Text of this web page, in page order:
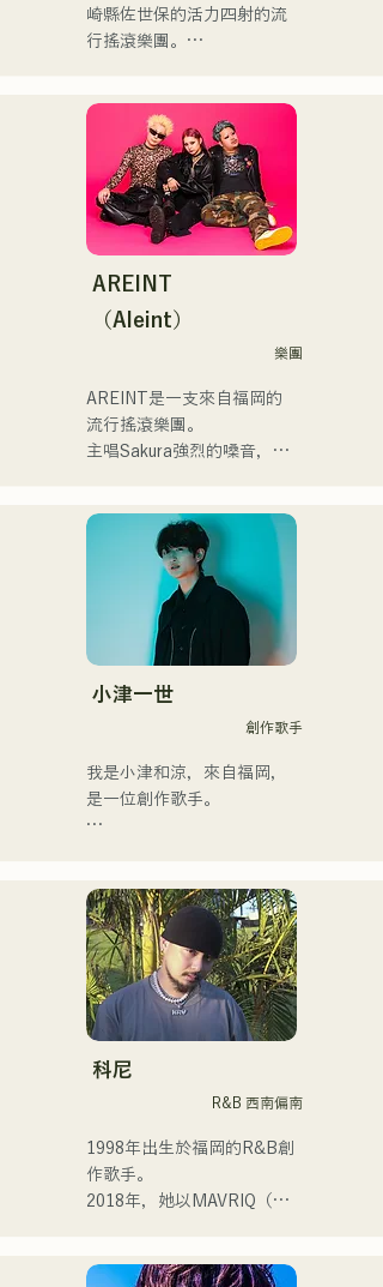
ナウンス、ラグビー女子日
本代表世界大会スタジアム
滑走屋場内アナウンス、ク
リスマスアドベント、イス
ラデサルサ、福岡ウィニン
グスピリッツのスタジアム
DJ、金鷲旗、山笠関連イベ
ント、地域イベント、
summit)、福岡市武道館オー
プニング記念イベント,結婚
す。
アーティストの日本人父と
アメリカ人母から生まれた
まの感情や言葉をそのまま
音楽にしている。
2024年10月より音楽活動を
福岡を中心にブッキングラ
イブや路上ライブなど精力
的に活動を行っている。
2025年11月22日にはファー
催。
崎縣佐世保的活力四射的流
行搖滾樂團。
EP《夢戰夜》，並開啟了全
國巡迴演出。
來聽聽他們根據小說改編的
充滿樂趣又略帶憂鬱的歌曲
吧！
AREINT
（Aleint）
樂團
AREINT是一支來自福岡的
流行搖滾樂團。
主唱Sakura強烈的嗓音，與
合，共同創造出一種既引人
入勝又熟悉的搖滾樂，這就
是AREINT的獨特之處。
他們的歌曲《Remember
Me》被選為「KBC Radio
Hawks Live 2024」的片頭
曲。
小津一世
創作歌手
我是小津和涼，來自福岡，
是一位創作歌手。
中表演！
我從小就熱愛音樂。
進入高中後，我開始在眾人
面前唱歌，並決定成為一名
歌手。
生共鳴的音樂。
・榮獲2022年度
將於2024年擔任KBC Radio
科尼
R&B 西南偏南
1998年出生於福岡的R&B創
作歌手。
2018年，她以MAVRIQ（原
音樂生涯。